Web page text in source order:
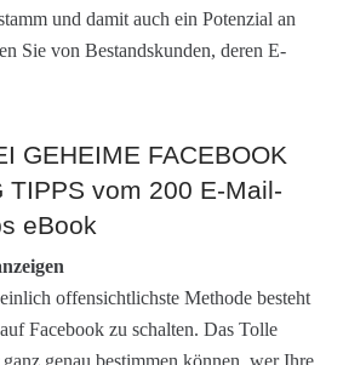
und damit auch ein Potenzial an
Sie von Bestandskunden, deren E-
GEHEIME FACEBOOK
TIPPS vom 200 E-Mail-
eBook
offensichtlichste Methode besteht
Facebook zu schalten. Das Tolle
genau bestimmen können, wer Ihre